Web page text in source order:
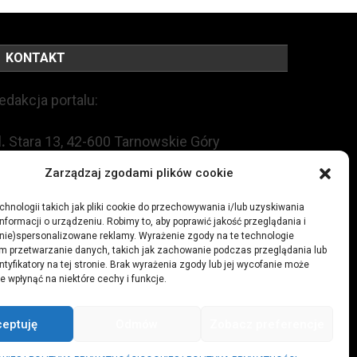
Zarządzaj zgodami plików cookie
takich jak pliki cookie do przechowywania i/lub uzyskiwania
o urządzeniu. Robimy to, aby poprawić jakość przeglądania i
reklamy. Wyrażenie zgody na te technologie
przetwarzanie danych, takich jak zachowanie podczas przeglądania lub
na tej stronie. Brak wyrażenia zgody lub jej wycofanie może
wpłynąć na niektóre cechy i funkcje.
KONTAKT
portalu:
Stara 13, 42-600 Tarnowskie Góry
+48 509 547 822
redakcja@czytamiwiem.pl
biuro@czytamiwiem.pl